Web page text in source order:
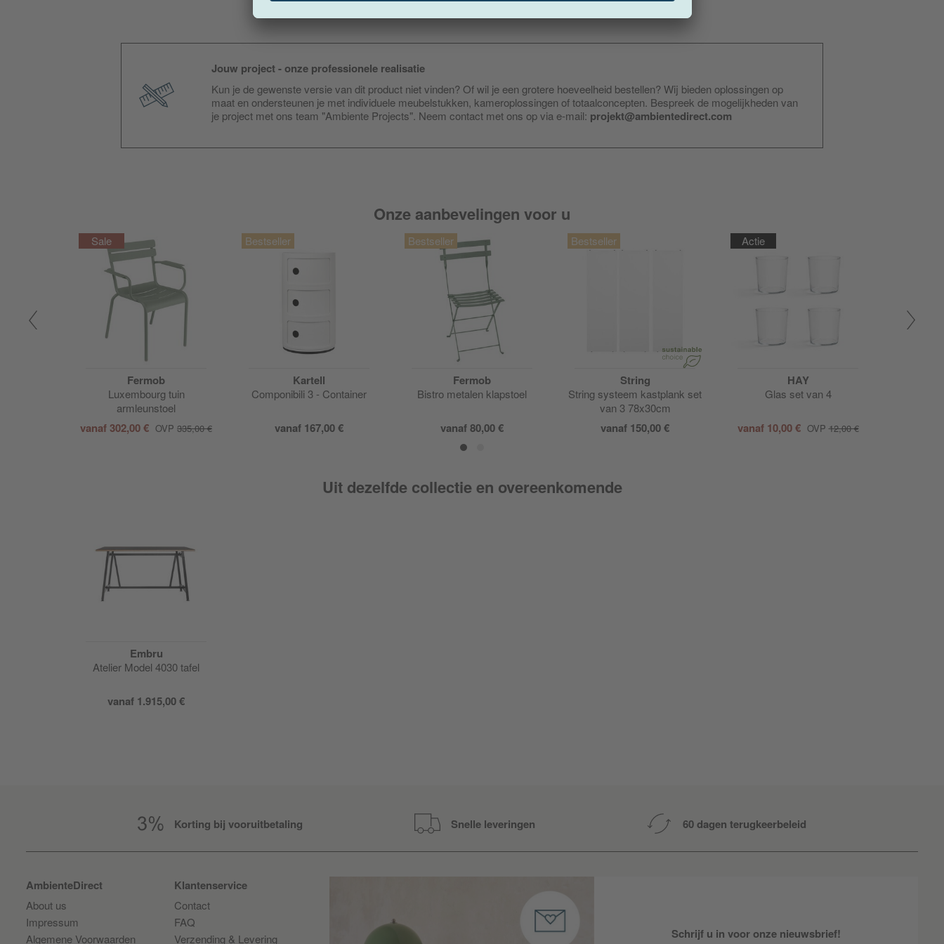
Jouw project - onze professionele realisatie
Kun je de gewenste versie van dit product niet vinden? Of wil je een grotere hoeveelheid bestellen? Wij bieden oplossingen op
maat en ondersteunen je met individuele meubelstukken, kameroplossingen of totaalconcepten. Bespreek de mogelijkheden van
je project met ons team "Ambiente Projects". Neem contact met ons op via e-mail: projekt@ambientedirect.com
Onze aanbevelingen voor u
Fermob
Luxembourg tuin
armleunstoel
vanaf302,00 € OVP 335,00 €
Kartell
Componibili 3 - Container
vanaf 167,00 €
Fermob
Bistro metalen klapstoel
vanaf80,00 €
String
String systeem kastplank set
van 3 78x30cm
vanaf 150,00 €
Actie
HAY
Glas set van 4
vanaf 10,00 € OVP12,00 €
Uit dezelfde collectie en overeenkomende
Embru
Atelier Model 4030 tafel
vanaf 1.915,00 €
Korting bij vooruitbetaling Snelle leveringen 60 dagen terugkeerbeleid
Schrijf u in voor onze nieuwsbrief!
AmbienteDirect
About us
Impressum
Algemene Voorwaarden
Klantenservice
Contact
FAQ
Verzending & Levering